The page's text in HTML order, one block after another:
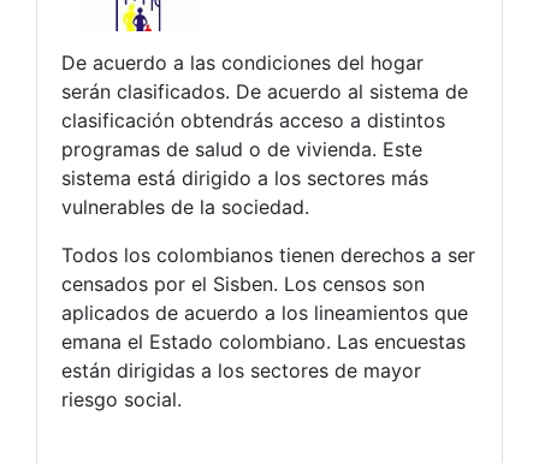
De acuerdo a las condiciones del hogar
serán clasificados. De acuerdo al sistema de
clasificación obtendrás acceso a distintos
programas de salud o de vivienda. Este
sistema está dirigido a los sectores más
vulnerables de la sociedad.
Todos los colombianos tienen derechos a ser
censados por el Sisben. Los censos son
aplicados de acuerdo a los lineamientos que
emana el Estado colombiano. Las encuestas
están dirigidas a los sectores de mayor
riesgo social.